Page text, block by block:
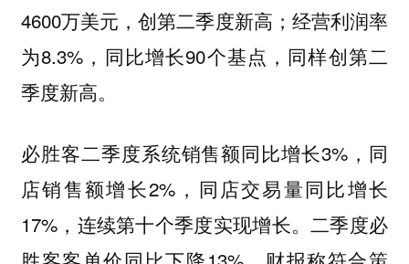
4600万美元，创第二季度新高；经营利润率
为8.3%，同比增长90个基点，同样创第二
季度新高。
必胜客二季度系统销售额同比增长3%，同
店销售额增长2%，同店交易量同比增长
17%，连续第十个季度实现增长。二季度必